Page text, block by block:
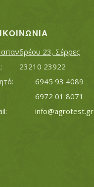
23, Σέρρες
Τηλ:		23210 23922
Κινητό:		6945 93 4089
			6972 01 8071
info@agrotest.gr